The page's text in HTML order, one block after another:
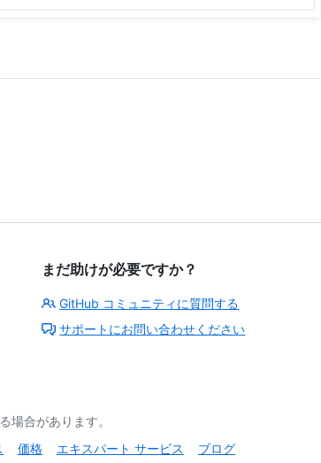
まだ助けが必要ですか？
GitHub コミュニティに質問する
サポートにお問い合わせください
場合があります。
価格 エキスパート サービス ブログ